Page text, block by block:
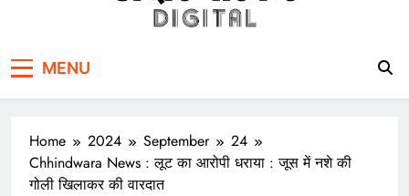
MENU
Home 2024 September
24
Chhindwara News : लूट का आरोपी धराया : जूस में नशे की
गोली खिलाकर की वारदात